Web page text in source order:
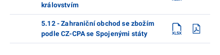
královstvím
5.12 - Zahraniční obchod se zbožím
podle CZ-CPA se Spojenými státy